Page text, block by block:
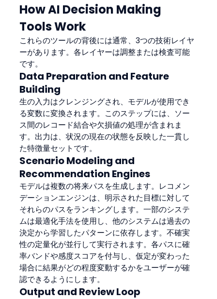
How AI Decision Making
Tools Work
これらのツールの背後には通常、3つの技術レイヤ
ーがあります。各レイヤーは調整または検査可能
です。
Data Preparation and Feature
Building
生の入力はクレンジングされ、モデルが使用でき
る変数に変換されます。このステップには、ソー
ス間のレコード結合や欠損値の処理が含まれま
す。出力は、状況の現在の状態を反映した一貫し
た特徴量セットです。
Scenario Modeling and
Recommendation Engines
モデルは複数の将来パスを生成します。レコメン
デーションエンジンは、明示された目標に対して
それらのパスをランキングします。一部のシステ
ムは最適化手法を使用し、他のシステムは過去の
決定から学習したパターンに依存します。不確実
性の定量化が並行して実行されます。各パスに確
率バンドや感度スコアを付与し、仮定が変わった
場合に結果がどの程度変動するかをユーザーが確
認できるようにします。
Output and Review Loop